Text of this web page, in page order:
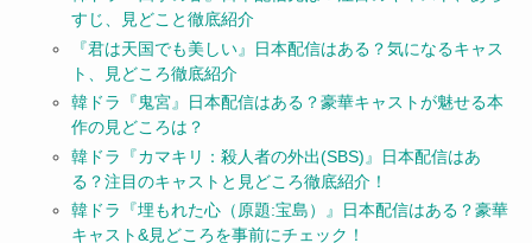
すじ、見どこと徹底紹介
『君は天国でも美しい』日本配信はある？気になるキャス
ト、見どころ徹底紹介
韓ドラ『鬼宮』日本配信はある？豪華キャストが魅せる本
作の見どころは？
韓ドラ『カマキリ：殺人者の外出(SBS)』日本配信はあ
る？注目のキャストと見どころ徹底紹介！
韓ドラ『埋もれた心（原題:宝島）』日本配信はある？豪華
キャスト&見どころを事前にチェック！